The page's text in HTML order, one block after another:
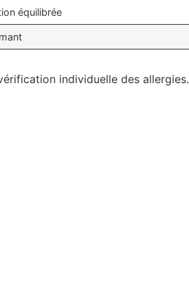
équilibrée
individuelle des allergies.